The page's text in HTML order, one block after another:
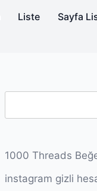
Liste
Sayfa
1000 Threads
instagram gizli